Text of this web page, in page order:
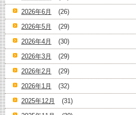
2026年6月
(26)
2026年5月
(29)
2026年4月
(30)
2026年3月
(29)
2026年2月
(29)
2026年1月
(32)
2025年12月
(31)